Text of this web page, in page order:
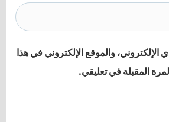
والموقع الإلكتروني في هذا
المقبلة في تعليقي.